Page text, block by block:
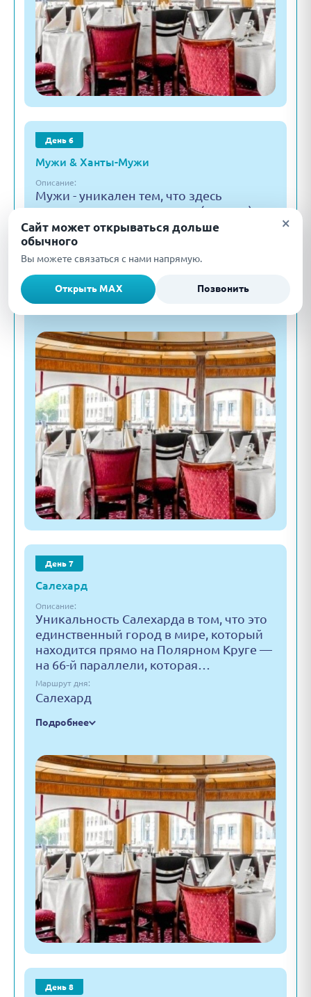
День 6
Мужи & Ханты-Мужи
Описание:
Мужи - уникален тем, что здесь
проживают коми - ижемцы (зыряне),
переселившиеся в девятнадцатом веке
с берегов Печоры, а первые люди…
Маршрут дня:
Мужи & Ханты-Мужи
День 7
Салехард
Описание:
Уникальность Салехарда в том, что это
единственный город в мире, который
находится прямо на Полярном Круге —
на 66-й параллели, которая…
Маршрут дня:
Салехард
Подробнее
День 8
×
Сайт может открываться дольше
обычного
Вы можете связаться с нами напрямую.
Открыть MAX Позвонить